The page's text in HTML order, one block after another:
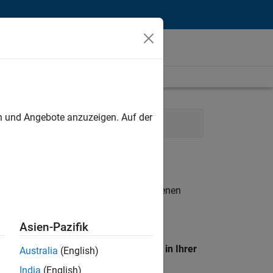
Finance and Operations
. Wenn Sie noch immer keine offenen
unseres
Standort, um alle Stellenangebote in Ihrer
Angebote anzuzeigen. Auf der
Asien-Pazifik
Australia (English)
India (English)